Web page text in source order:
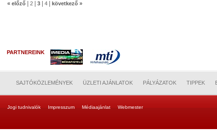
« előző 2 3 4 következő »
PARTNEREINK
SAJTÓKÖZLEMÉNYEK ÜZLETI AJÁNLATOK PÁLYÁZATOK TIPPEK
Jogi tudnivalók Impresszum Médiaajánlat Webmester